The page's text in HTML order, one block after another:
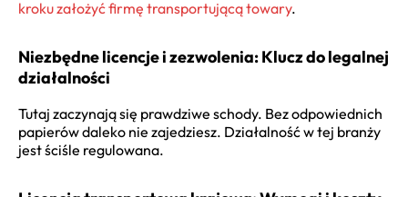
kroku założyć firmę transportującą towary.
Niezbędne licencje i zezwolenia: Klucz do legalnej
działalności
Tutaj zaczynają się prawdziwe schody. Bez odpowiednich
papierów daleko nie zajedziesz. Działalność w tej branży
jest ściśle regulowana.